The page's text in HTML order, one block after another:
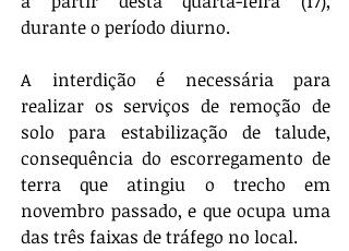
durante o período diurno.
A interdição é necessária para
realizar os serviços de remoção de
solo para estabilização de talude,
consequência do escorregamento de
terra que atingiu o trecho em
novembro passado, e que ocupa uma
das três faixas de tráfego no local.